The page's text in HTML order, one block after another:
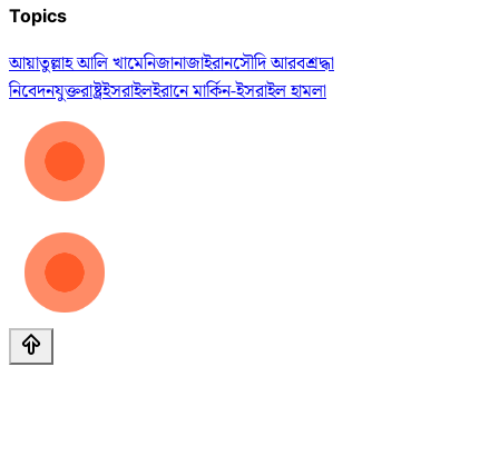
Topics
আয়াতুল্লাহ আলি খামেনিজানাজাইরানসৌদি আরবশ্রদ্ধা
নিবেদনযুক্তরাষ্ট্রইসরাইলইরানে মার্কিন-ইসরাইল হামলা